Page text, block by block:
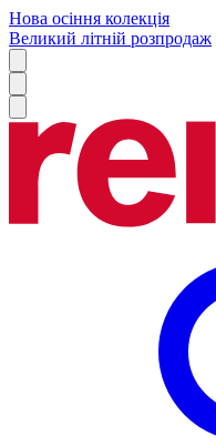
Нова осіння колекція
Великий літній розпродаж